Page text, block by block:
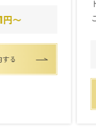
円〜
る